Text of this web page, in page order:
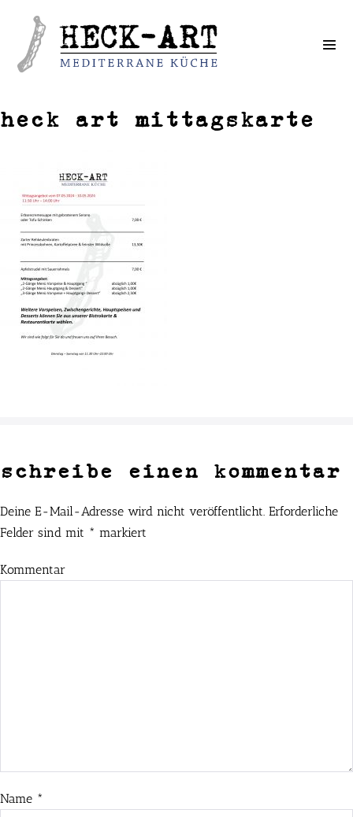
Weiter
Inhalt
heck art mittagskarte
schreibe einen kommentar
Deine E-Mail-Adresse wird nicht veröffentlicht. Erforderliche
Felder sind mit * markiert
Kommentar
Name *